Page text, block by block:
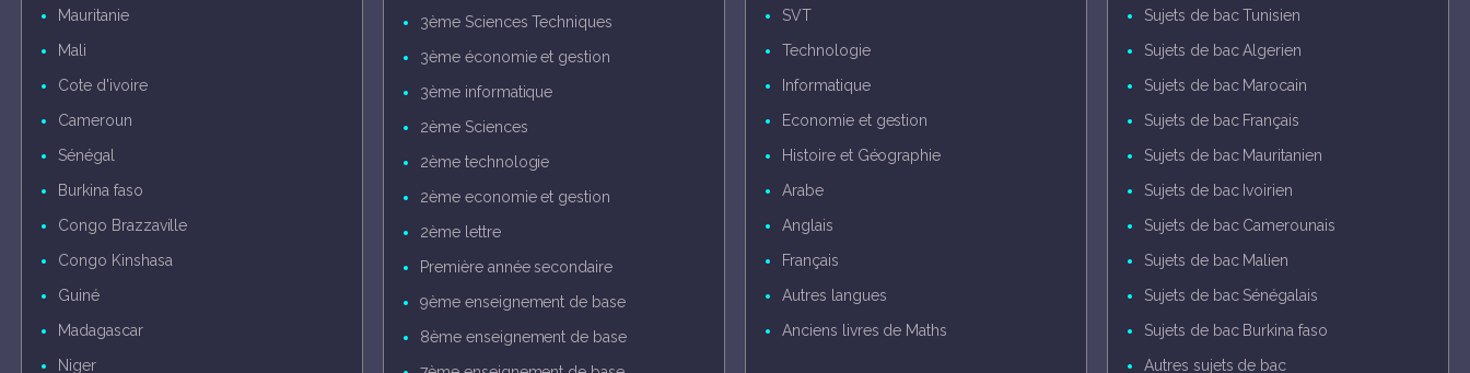
Mauritanie
Mali
Cote d'ivoire
Cameroun
Sénégal
Burkina faso
Congo Brazzaville
Congo Kinshasa
Guiné
Madagascar
Niger
3ème Sciences Techniques
3ème économie et gestion
3ème informatique
2ème Sciences
2ème technologie
2ème economie et gestion
2ème lettre
Première année secondaire
9ème enseignement de base
8ème enseignement de base
SVT
Technologie
Informatique
Economie et gestion
Histoire et Géographie
Arabe
Anglais
Français
Autres langues
Anciens livres de Maths
Sujets de bac Tunisien
Sujets de bac Algerien
Sujets de bac Marocain
Sujets de bac Français
Sujets de bac Mauritanien
Sujets de bac Ivoirien
Sujets de bac Camerounais
Sujets de bac Malien
Sujets de bac Sénégalais
Sujets de bac Burkina faso
Autres sujets de bac